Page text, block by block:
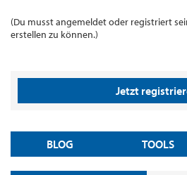
(Du musst angemeldet oder registriert
erstellen zu können.)
Jetzt
BLOG TOOLS